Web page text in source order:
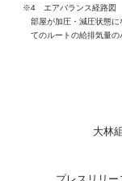
※4 エアバランス経路図
部屋が加圧・減圧状態
てのルートの給排気量
大林